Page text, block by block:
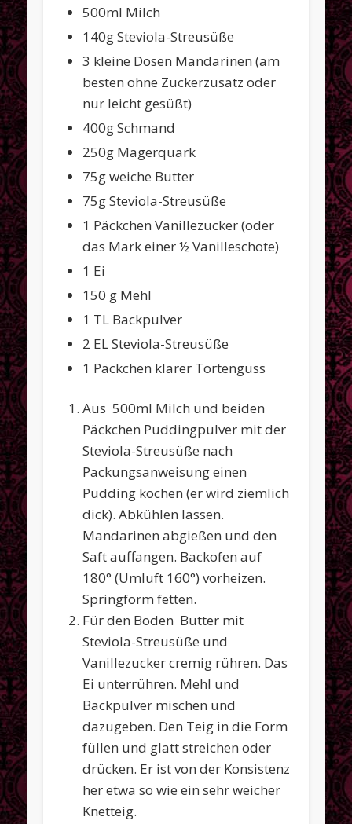
Beitrags-Feed (RSS)
Kommentare alsRSS
WordPress.org
500ml Milch
140g Steviola-Streusüße
3 kleine Dosen Mandarinen (am
besten ohne Zuckerzusatz oder
nur leicht gesüßt)
400g Schmand
250g Magerquark
75g weiche Butter
75g Steviola-Streusüße
1 Päckchen Vanillezucker (oder
das Mark einer ½ Vanilleschote)
1 Ei
150 g Mehl
1 TL Backpulver
2 EL Steviola-Streusüße
1 Päckchen klarer Tortenguss
Aus 500ml Milch und beiden
Päckchen Puddingpulver mit der
Steviola-Streusüße nach
Packungsanweisung einen
Pudding kochen (er wird ziemlich
dick). Abkühlen lassen.
Mandarinen abgießen und den
Saft auffangen. Backofen auf
180° (Umluft 160°) vorheizen.
Springform fetten.
Für den Boden Butter mit
Steviola-Streusüße und
Vanillezucker cremig rühren. Das
Ei unterrühren. Mehl und
Backpulver mischen und
dazugeben. Den Teig in die Form
füllen und glatt streichen oder
drücken. Er ist von der Konsistenz
her etwa so wie ein sehr weicher
Knetteig.